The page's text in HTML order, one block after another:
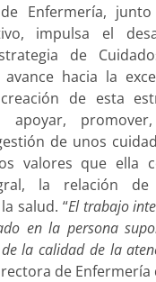
Enfermería,
impulsa el
de
hacia la
de esta
apoyar,
de unos
valores que ella
la relación
salud. “El trabajo
en la persona
la calidad de la
de